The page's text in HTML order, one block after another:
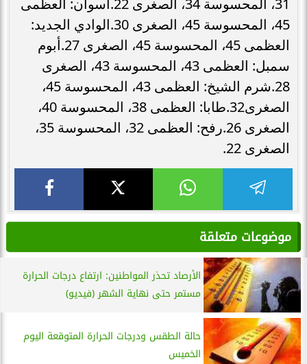
45، المحسوسة 45، الصغرى 30.الوادي الجديد:
العظمى 45، المحسوسة 45، الصغرى 27.أبوم
سمبل: العظمى 43، المحسوسة 43، الصغرى
28.شرم الشيخ: العظمى 43، المحسوسة 45،
الصغرى32.طابا: العظمى 38، المحسوسة 40،
الصغرى 26.رفح: العظمى 32، المحسوسة 35،
الصغرى 22.
موضوعات متعلقة
الأرصاد تحذر المواطنين: ارتفاع درجات الحرارة
مستمر حتى نهاية الشهر (فيديو)
حالة الطقس ودرجات الحرارة المتوقعة اليوم
الخميس